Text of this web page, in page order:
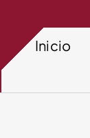
Inicio